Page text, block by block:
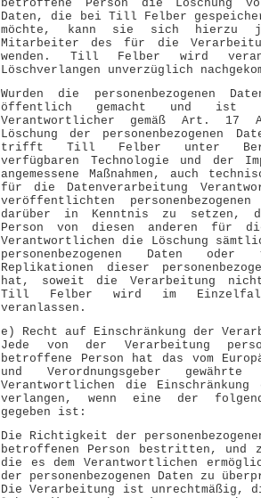
betroffene Person die Löschung von
Daten, die bei Till Felber
möchte, kann sie sich hierzu
Mitarbeiter des für die
wenden. Till Felber wird
Löschverlangen unverzüglich
Wurden die personenbezogenen
öffentlich gemacht und
Verantwortlicher gemäß Art. 17
Löschung der personenbezogenen
trifft Till Felber unter
verfügbaren Technologie und der
angemessene Maßnahmen, auch
für die Datenverarbeitung
veröffentlichten
darüber in Kenntnis zu setzen,
Person von diesen anderen für
Verantwortlichen die Löschung
personenbezogenen Daten
Replikationen dieser
hat, soweit die Verarbeitung
Till Felber wird im Einzelfall
veranlassen.
e) Recht auf Einschränkung der
Jede von der Verarbeitung
betroffene Person hat das vom
und Verordnungsgeber
Verantwortlichen die
verlangen, wenn eine der
gegeben ist:
Die Richtigkeit der
betroffenen Person bestritten, und
die es dem Verantwortlichen
der personenbezogenen Daten zu
Die Verarbeitung ist unrechtmäßig,